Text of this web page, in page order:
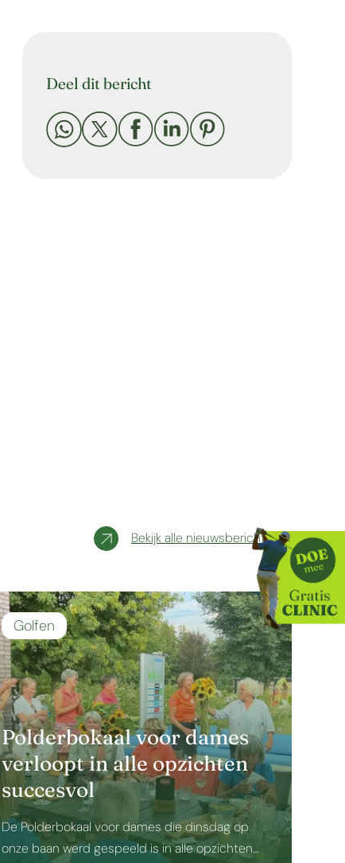
Deel dit bericht
    
Bekijk alle nieuwsberichten
Polderbokaal voor dames
verloopt in alle opzichten
succesvol
Golfen
De Polderbokaal voor dames die dinsdag op
onze baan werd gespeeld is in alle opzichten…